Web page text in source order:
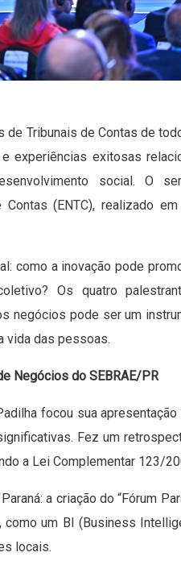
Tribunais de Contas de
experiências exitosas
social. O
(ENTC), realizado
como a inovação pode
Os quatro
negócios pode ser um
vida das pessoas.
Negócios do SEBRAE/PR
focou sua
Fez um
a Lei Complementar 123/
a criação do “Fórum
um BI (Business
locais.